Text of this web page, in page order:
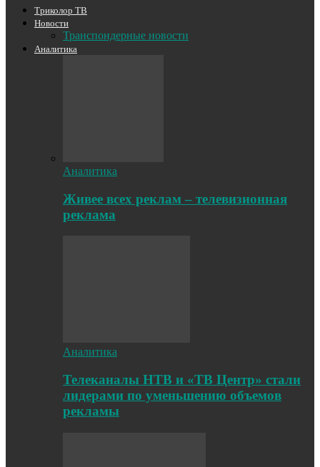
Триколор ТВ
Новости
Транспондерные новости
Аналитика
Аналитика
Живее всех реклам – телевизионная
реклама
Аналитика
Телеканалы НТВ и «ТВ Центр» стали
лидерами по уменьшению объемов
рекламы